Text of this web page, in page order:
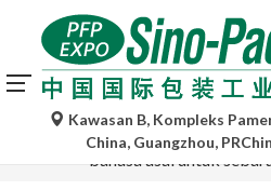
Terjemahan automatik oleh
rujukan sahaja dan mungkin
bahasa asal untuk
Kawasan B, Kompleks
China, Guangzhou,